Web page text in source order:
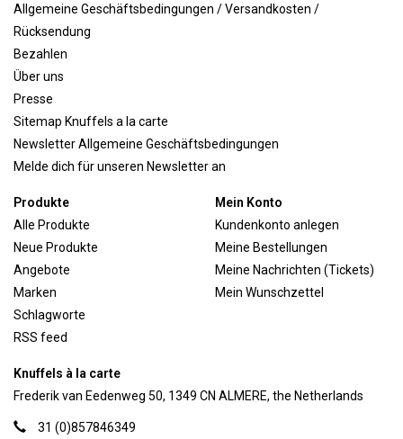
Allgemeine Geschäftsbedingungen / Versandkosten /
Rücksendung
Bezahlen
Über uns
Presse
Sitemap Knuffels a la carte
Newsletter Allgemeine Geschäftsbedingungen
Melde dich für unseren Newsletter an
Produkte
Alle Produkte
Neue Produkte
Angebote
Marken
Schlagworte
RSS feed
Mein Konto
Kundenkonto anlegen
Meine Bestellungen
Meine Nachrichten (Tickets)
Mein Wunschzettel
Knuffels à la carte
Frederik van Eedenweg 50, 1349 CN ALMERE, the Netherlands
31 (0)857846349